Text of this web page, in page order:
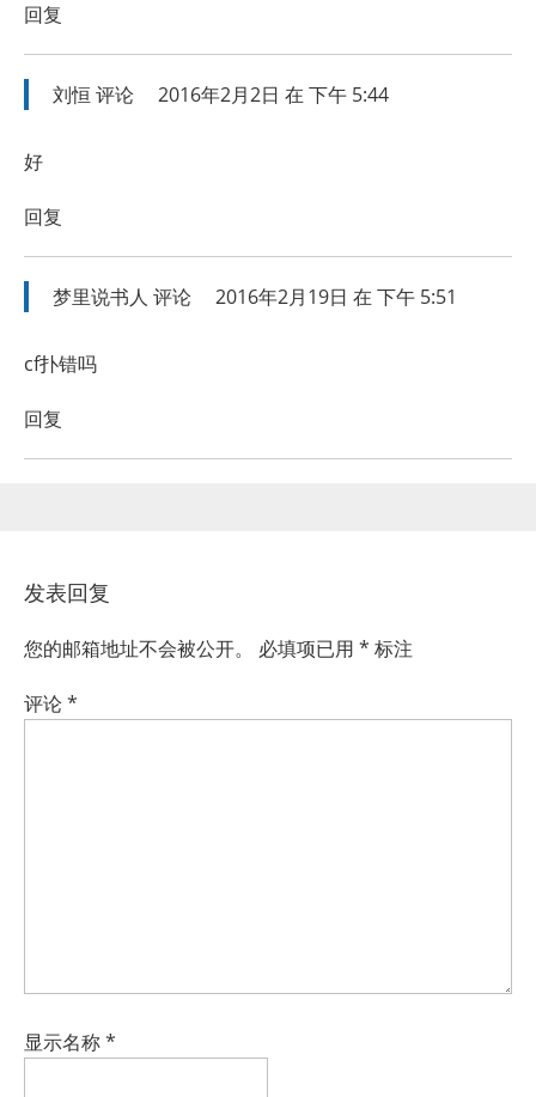
回复
刘恒 评论 2016年2月2日 在 下午 5:44
好
回复
梦里说书人 评论 2016年2月19日 在 下午 5:51
cf扑错吗
回复
发表回复
您的邮箱地址不会被公开。 必填项已用 * 标注
评论*
显示名称*